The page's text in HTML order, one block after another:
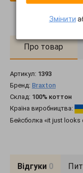
Про товар
Артикул: 1393
Бренд: Braxton
Склад: 100% коттон
Країна виробництва:
Бейсболка «it just looks
Відгуки 0
Змінити